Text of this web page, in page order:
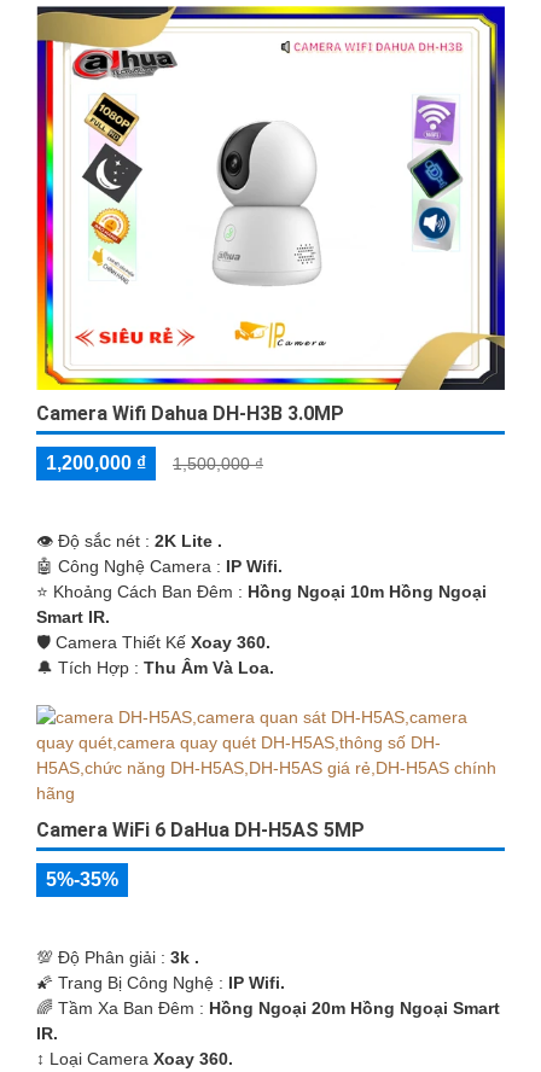
Camera Wifi Dahua DH-H3B 3.0MP
1,200,000 ₫ 1,500,000 ₫
👁 Độ sắc nét : 2K Lite .
🤖️ Công Nghệ Camera : IP Wifi.
⭐ Khoảng Cách Ban Đêm : Hồng Ngoại 10m Hồng Ngoại
Smart IR.
🛡 Camera Thiết Kế Xoay 360.
️🔔 Tích Hợp : Thu Âm Và Loa.
Camera WiFi 6 DaHua DH-H5AS 5MP
5%-35%
💯 Độ Phân giải : 3k .
🌠 Trang Bị Công Nghệ : IP Wifi.
🌈 Tầm Xa Ban Đêm : Hồng Ngoại 20m Hồng Ngoại Smart
IR.
↕️ Loại Camera Xoay 360.